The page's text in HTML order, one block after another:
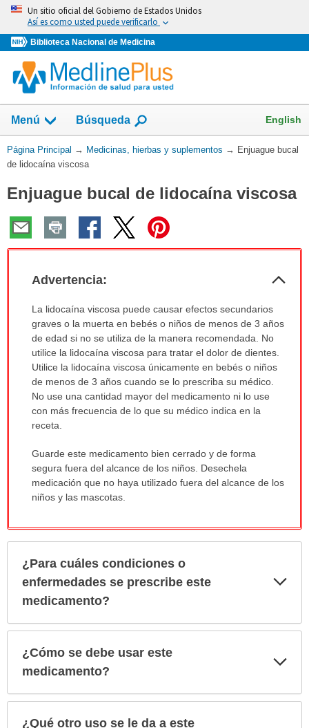
Omita
vaya
al
Contenido
Un sitio oficial del Gobierno de Estados Unidos
Así es como usted puede verificarlo
Biblioteca Nacional de Medicina
Menú
Mostrar
campo
de
Búsqueda English
Usted
está
Página Principal → Medicinas, hierbas y suplementos → Enjuague bucal
de lidocaína viscosa
Enjuague bucal de lidocaína viscosa
Advertencia:
Advertencia:
sido
extendido.
La lidocaína viscosa puede causar efectos secundarios
graves o la muerta en bebés o niños de menos de 3 años
de edad si no se utiliza de la manera recomendada. No
utilice la lidocaína viscosa para tratar el dolor de dientes.
Utilice la lidocaína viscosa únicamente en bebés o niños
de menos de 3 años cuando se lo prescriba su médico.
No use una cantidad mayor del medicamento ni lo use
con más frecuencia de lo que su médico indica en la
receta.
Guarde este medicamento bien cerrado y de forma
segura fuera del alcance de los niños. Desechela
medicación que no haya utilizado fuera del alcance de los
niños y las mascotas.
¿Para cuáles condiciones o
enfermedades se prescribe este
medicamento?
¿Cómo se debe usar este
medicamento?
¿Qué otro uso se le da a este